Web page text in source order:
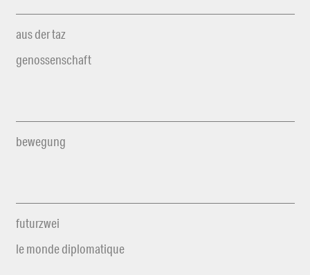
aus der taz
genossenschaft
bewegung
futurzwei
le monde diplomatique